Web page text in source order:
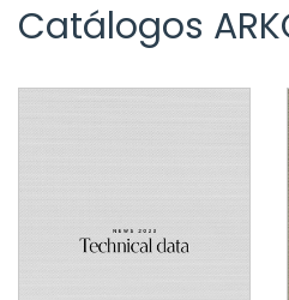
Catálogos